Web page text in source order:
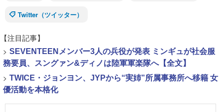
Twitter（ツイッター）
【注目記事】
> SEVENTEENメンバー3人の兵役が発表 ミンギュが社会服
務要員、スングァン&ディノは陸軍軍楽隊へ【全文】
> TWICE・ジョンヨン、JYPから“実姉”所属事務所へ移籍 女
優活動を本格化